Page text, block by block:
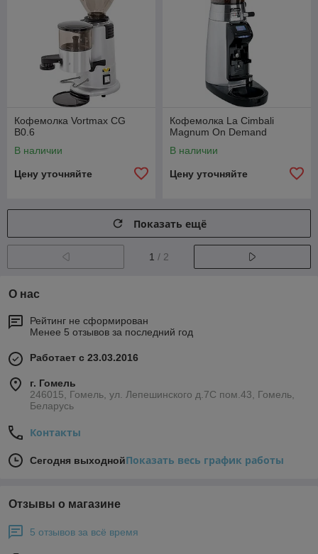
Кофемолка Vortmax CG
B0.6
В наличии
Цену уточняйте
Кофемолка La Cimbali
Magnum On Demand
В наличии
Цену уточняйте
Показать ещё
1 / 2
О нас
Рейтинг не сформирован
Менее 5 отзывов за последний год
Работает с 23.03.2016
г. Гомель
246015, Гомель, ул. Лепешинского д.7С пом.43, Гомель,
Беларусь
Контакты
Сегодня выходнойПоказать весь график работы
Отзывы о магазине
5 отзывов за всё время